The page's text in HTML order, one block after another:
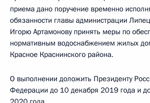
приема дано поручение временно
обязанности главы администрации
Игорю Артамонову принять меры по
нормативным водоснабжением жилых
Красное Краснинского района.
О выполнении доложить Президенту
Федерации до 10 декабря 2019 года и